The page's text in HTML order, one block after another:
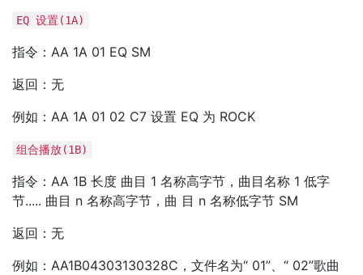
EQ 设置(1A)
指令：AA 1A 01 EQ SM
返回：无
例如：AA 1A 01 02 C7 设置 EQ 为 ROCK
组合播放(1B)
指令：AA 1B 长度 曲目 1 名称高字节，曲目名称 1 低字
节..... 曲目 n 名称高字节，曲 目 n 名称低字节 SM
返回：无
例如：AA1B04303130328C，文件名为“ 01”、“ 02”歌曲